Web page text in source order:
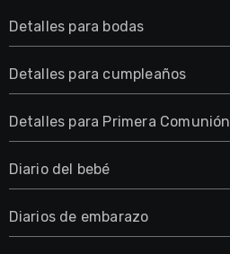
Detalles para bodas
Detalles para cumpleaños
Detalles para Primera Comunión
Diario del bebé
Diarios de embarazo